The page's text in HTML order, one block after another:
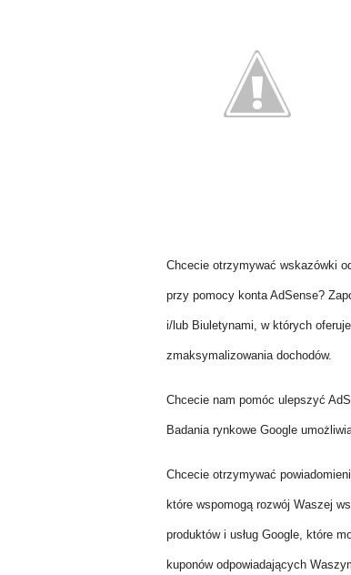
Chcecie otrzymywać wskazówki
przy pomocy konta AdSense?
i/lub Biuletynami, w których
zmaksymalizowania dochodów.
Chcecie nam pomóc ulepszyć
Badania rynkowe Google
Chcecie otrzymywać
które wspomogą rozwój Waszej
produktów i usług Google, które
kuponów odpowiadających